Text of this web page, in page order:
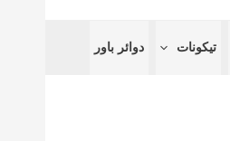
تيكونات دوائر باور